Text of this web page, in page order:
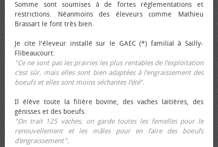
Somme sont soumises à de fortes réglementations et
restrictions. Néanmoins des éleveurs comme Mathieu
Brassart le font très bien.
Je cite l'éleveur installé sur le GAEC (*) familial à Sailly-
Flibeaucourt:
"Ce ne sont pas les prairies les plus rentables de l’exploitation
c’est sûr, mais elles sont bien adaptées à l’engraissement des
bœufs et elles sont moins séchantes l’été".
Il élève toute la filière bovine, des vaches laitières, des
génisses et des bœufs.
"On trait 125 vaches, on garde toutes les femelles pour le
renouvellement et les mâles pour en faire des bœufs
d’engraissement".